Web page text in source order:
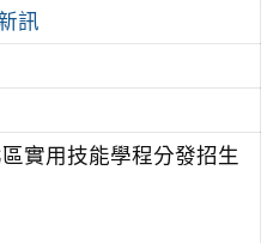
訊
實用技能學程分發招生